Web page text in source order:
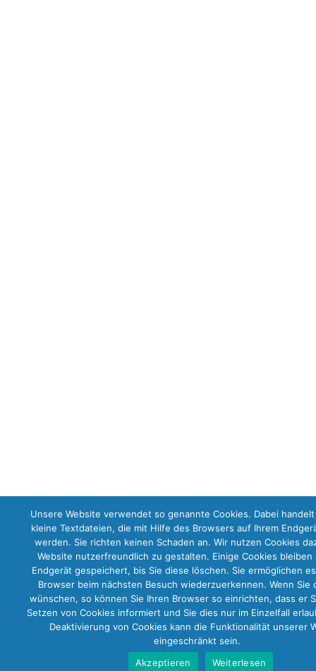
Unsere Website verwendet so genannte Cookies. Dabei
kleine Textdateien, die mit Hilfe des Browsers auf Ihrem
werden. Sie richten keinen Schaden an. Wir nutzen Cookies
Website nutzerfreundlich zu gestalten. Einige Cookies bleiben
Endgerät gespeichert, bis Sie diese löschen. Sie ermöglichen
Browser beim nächsten Besuch wiederzuerkennen. Wenn Sie
wünschen, so können Sie Ihren Browser so einrichten, dass er
Setzen von Cookies informiert und Sie dies nur im Einzelfall
Deaktivierung von Cookies kann die Funktionalität unserer
eingeschränkt sein.
Akzeptieren
Weiterlesen